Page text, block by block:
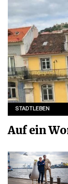
STADTLEBEN
Auf ein